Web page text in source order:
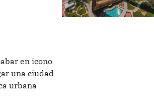
en icono
una ciudad
urbana